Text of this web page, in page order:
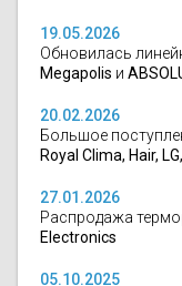
19.05.2026
Обновилась
Megapolis и
20.02.2026
Большое
Royal Clima, Hair,
27.01.2026
Распродажа
Electronics
05.10.2025